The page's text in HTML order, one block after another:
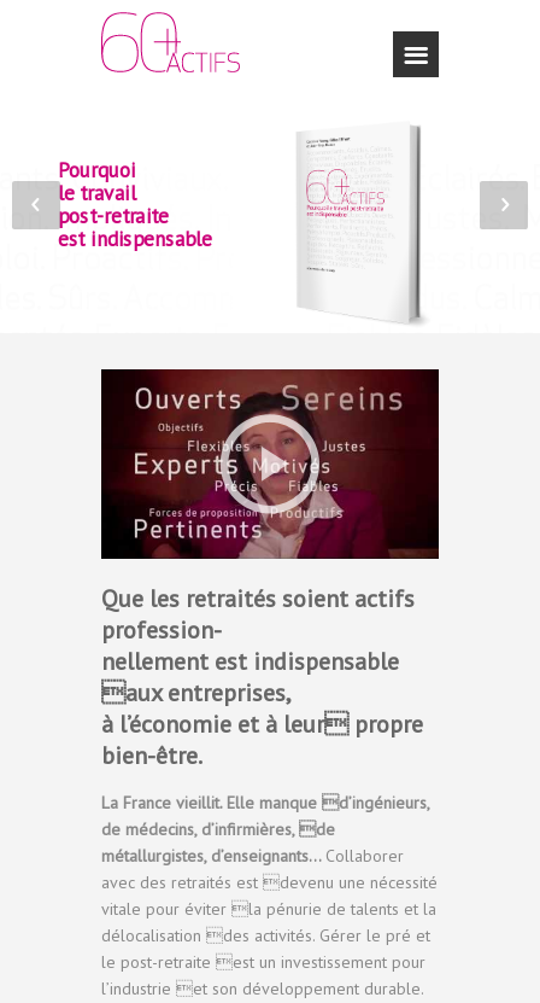
Pourquoi
le travail
post-retraite
est indispensable
Que les retraités soient actifs
profession-
nellement est indispensable
aux entreprises,
à l’économie et à leur propre
bien-être.
La France vieillit. Elle manque d’ingénieurs,
de médecins, d’infirmières, de
métallurgistes, d’enseignants… Collaborer
avec des retraités est devenu une nécessité
vitale pour éviter la pénurie de talents et la
délocalisation des activités. Gérer le pré et
le post-retraite est un investissement pour
l’industrie et son développement durable.